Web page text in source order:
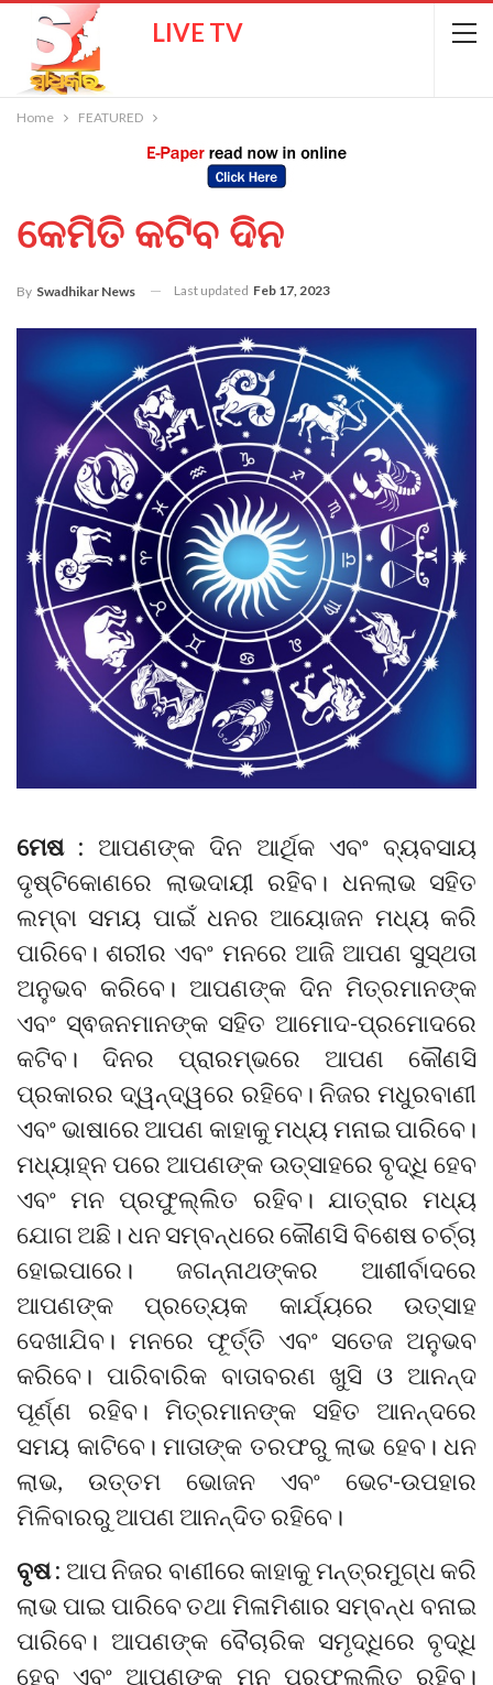
LIVE TV
Home FEATURED
କେମିତି କଟିବ ଦିନ
By Swadhikar News Last updated Feb 17, 2023
ମେଷ : ଆପଣଙ୍କ ଦିନ ଆର୍ଥିକ ଏବଂ ବ୍ୟବସାୟ
ଦୃଷ୍ଟିକୋଣରେ ଲାଭଦାୟୀ ରହିବ। ଧନଲାଭ ସହିତ
ଲମ୍ବା ସମୟ ପାଇଁ ଧନର ଆୟୋଜନ ମଧ୍ୟ କରି
ପାରିବେ। ଶରୀର ଏବଂ ମନରେ ଆଜି ଆପଣ ସୁସ୍ଥତା
ଅନୁଭବ କରିବେ। ଆପଣଙ୍କ ଦିନ ମିତ୍ରମାନଙ୍କ
ଏବଂ ସ୍ଵଜନମାନଙ୍କ ସହିତ ଆମୋଦ-ପ୍ରମୋଦରେ
କଟିବ। ଦିନର ପ୍ରାରମ୍ଭରେ ଆପଣ କୌଣସି
ପ୍ରକାରର ଦ୍ୱନ୍ଦ୍ୱରେ ରହିବେ। ନିଜର ମଧୁରବାଣୀ
ଏବଂ ଭାଷାରେ ଆପଣ କାହାକୁ ମଧ୍ୟ ମନାଇ ପାରିବେ।
ମଧ୍ୟାହ୍ନ ପରେ ଆପଣଙ୍କ ଉତ୍ସାହରେ ବୃଦ୍ଧି ହେବ
ଏବଂ ମନ ପ୍ରଫୁଲ୍ଲିତ ରହିବ। ଯାତ୍ରାର ମଧ୍ୟ
ଯୋଗ ଅଛି। ଧନ ସମ୍ବନ୍ଧରେ କୌଣସି ବିଶେଷ ଚର୍ଚ୍ଚା
ହୋଇପାରେ। ଜଗନ୍ନାଥଙ୍କର ଆଶୀର୍ବାଦରେ
ଆପଣଙ୍କ ପ୍ରତ୍ୟେକ କାର୍ଯ୍ୟରେ ଉତ୍ସାହ
ଦେଖାଯିବ। ମନରେ ଫୂର୍ତ୍ତି ଏବଂ ସତେଜ ଅନୁଭବ
କରିବେ। ପାରିବାରିକ ବାତାବରଣ ଖୁସି ଓ ଆନନ୍ଦ
ପୂର୍ଣ୍ଣ ରହିବ। ମିତ୍ରମାନଙ୍କ ସହିତ ଆନନ୍ଦରେ
ସମୟ କାଟିବେ। ମାତାଙ୍କ ତରଫରୁ ଲାଭ ହେବ। ଧନ
ଲାଭ, ଉତ୍ତମ ଭୋଜନ ଏବଂ ଭେଟ-ଉପହାର
ମିଳିବାରରୁ ଆପଣ ଆନନ୍ଦିତ ରହିବେ।
ବୃଷ : ଆପ ନିଜର ବାଣୀରେ କାହାକୁ ମନ୍ତ୍ରମୁଗ୍ଧ କରି
ଲାଭ ପାଇ ପାରିବେ ତଥା ମିଳାମିଶାର ସମ୍ବନ୍ଧ ବନାଇ
ପାରିବେ। ଆପଣଙ୍କ ବୈଚାରିକ ସମୃଦ୍ଧିରେ ବୃଦ୍ଧି
ହେବ ଏବଂ ଆପଣଙ୍କ ମନ ପ୍ରଫୁଲ୍ଲିତ ରହିବ।